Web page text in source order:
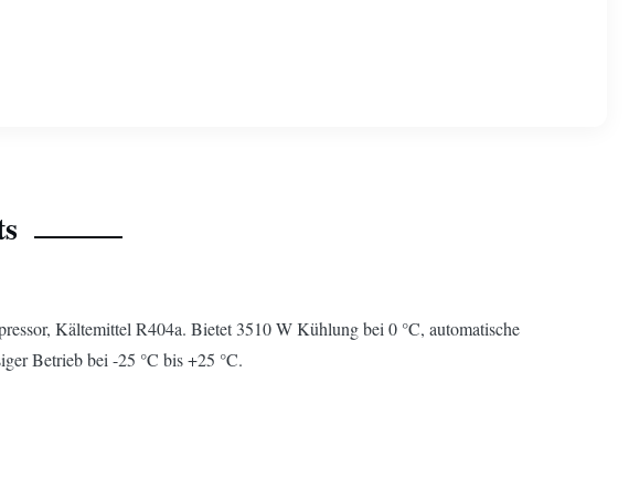
Kältemittel R404a. Bietet 3510 W Kühlung bei 0 °C, automatische
Betrieb bei -25 °C bis +25 °C.